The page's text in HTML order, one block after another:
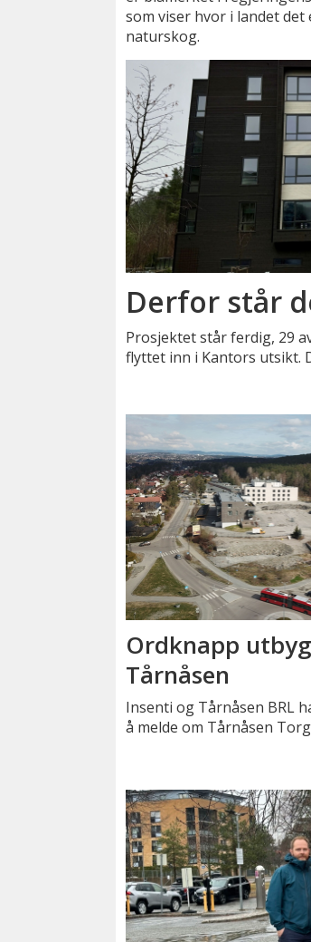
som viser hvor i landet det
naturskog.
Derfor står
Prosjektet står ferdig, 29
flyttet inn i Kantors utsikt.
Ordknapp
Tårnåsen
Insenti og Tårnåsen BRL
å melde om Tårnåsen